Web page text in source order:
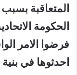
المتعاقبة
الحكومة
فرضوا الامر
احدثوها في